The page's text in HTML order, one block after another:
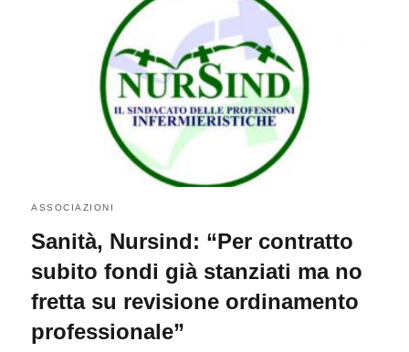
ASSOCIAZIONI
Sanità, Nursind: “Per contratto
subito fondi già stanziati ma no
fretta su revisione ordinamento
professionale”